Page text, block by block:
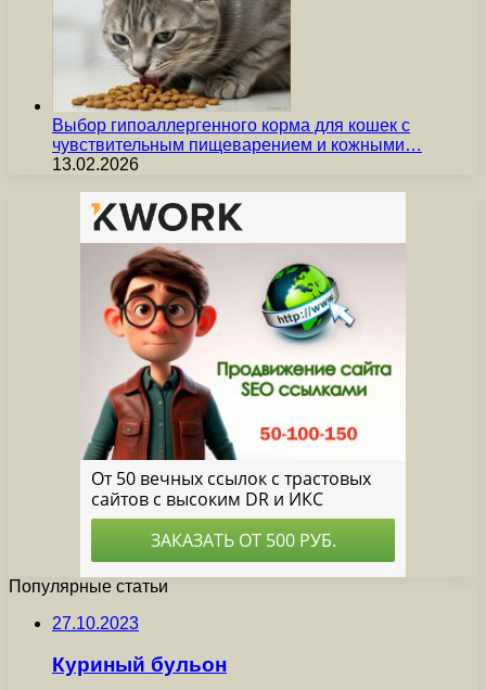
Выбор гипоаллергенного корма для кошек с
чувствительным пищеварением и кожными…
13.02.2026
Популярные статьи
27.10.2023
Куриный бульон